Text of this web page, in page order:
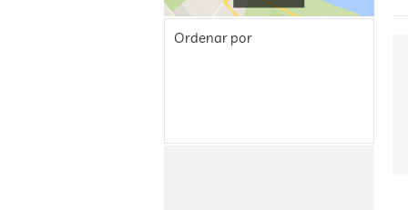
Ordenar por